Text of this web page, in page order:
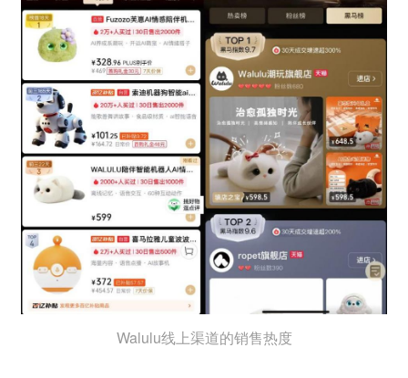
Walulu线上渠道的销售热度